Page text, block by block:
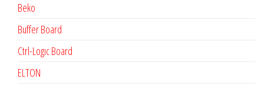
Beko
Buffer Board
Ctrl-Logıc Board
ELTON